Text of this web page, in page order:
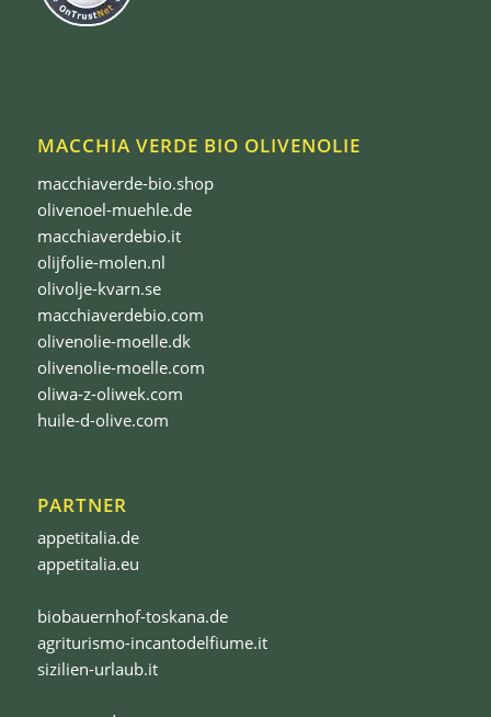
MACCHIA VERDE BIO OLIVENOLIE
macchiaverde-bio.shop
olivenoel-muehle.de
macchiaverdebio.it
olijfolie-molen.nl
olivolje-kvarn.se
macchiaverdebio.com
olivenolie-moelle.dk
olivenolie-moelle.com
oliwa-z-oliwek.com
huile-d-olive.com
PARTNER
appetitalia.de
appetitalia.eu
biobauernhof-toskana.de
agriturismo-incantodelfiume.it
sizilien-urlaub.it